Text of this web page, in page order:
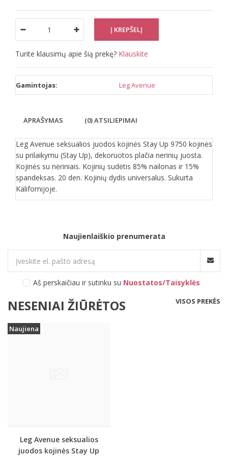
Turite klausimų apie šią prekę? Klauskite
Gamintojas: Leg Avenue
APRAŠYMAS (0) ATSILIEPIMAI
Leg Avenue seksualios juodos kojinės Stay Up 9750 kojinės
su prilaikymu (Stay Up), dekoruotos plačia nerinių juosta.
Kojinės su nėriniais. Kojinių sudėtis 85% nailonas ir 15%
spandeksas. 20 den. Kojinių dydis universalus. Sukurta
Kalifornijoje.
Naujienlaiškio prenumerata
Aš perskaičiau ir sutinku su Nuostatos/Taisyklės
NESENIAI ŽIŪRĖTOS VISOS PREKĖS
Naujiena
Leg Avenue seksualios
juodos kojinės Stay Up